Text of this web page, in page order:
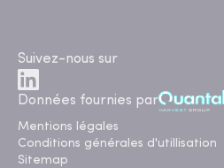
Suivez-nous sur
Données fournies par
Mentions légales
Conditions générales d'utillisation
Sitemap